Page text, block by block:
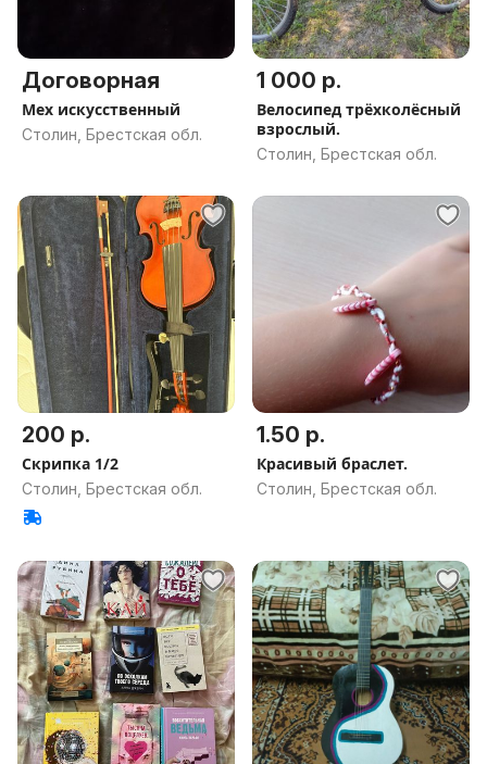
Договорная
Мех искусственный
Столин, Брестская обл.
1 000 р.
Велосипед трёхколёсный
взрослый.
Столин, Брестская обл.
200 р.
Скрипка 1/2
Столин, Брестская обл.
1.50 р.
Красивый браслет.
Столин, Брестская обл.